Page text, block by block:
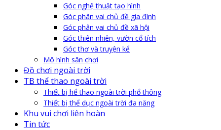
Góc nghệ thuật tạo hình
Góc phân vai chủ đề gia đình
Góc phân vai chủ đề xã hội
Góc thiên nhiên, vườn cổ tích
Góc thơ và truyện kể
Mô hình sân chơi
Đồ chơi ngoài trời
TB thể thao ngoài trời
Thiết bị hể thao ngoài trời phổ thông
Thiết bị thể dục ngoài trời đa năng
Khu vui chơi liên hoàn
Tin tức